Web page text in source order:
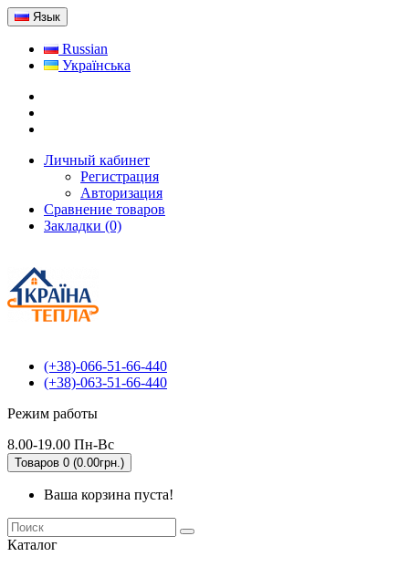
Язык
Russian
Українська
Личный кабинет
Регистрация
Авторизация
Сравнение товаров
Закладки (0)
(+38)-066-51-66-440
(+38)-063-51-66-440
Режим работы
8.00-19.00 Пн-Вс
Товаров 0 (0.00грн.)
Ваша корзина пуста!
Каталог